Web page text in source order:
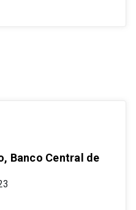
Banco Central de